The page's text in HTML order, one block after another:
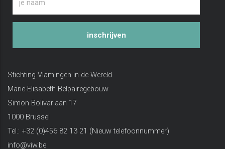
inschrijven
Stichting Vlamingen in de Wereld
Marie-Elisabeth Belpairegebouw
Simon Bolivarlaan 17
1000 Brussel
Tel.: +32 (0)456 82 13 21 (Nieuw telefoonnummer)
info@viw.be